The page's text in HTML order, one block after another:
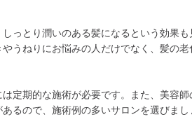
っとり潤いのある髪になるという効果も
うねりにお悩みの人だけでなく、髪の老
定期的な施術が必要です。また、美容師
るので、施術例の多いサロンを選びまし